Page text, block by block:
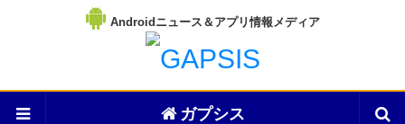
Androidニュース＆アプリ情報メディア
ガプシス